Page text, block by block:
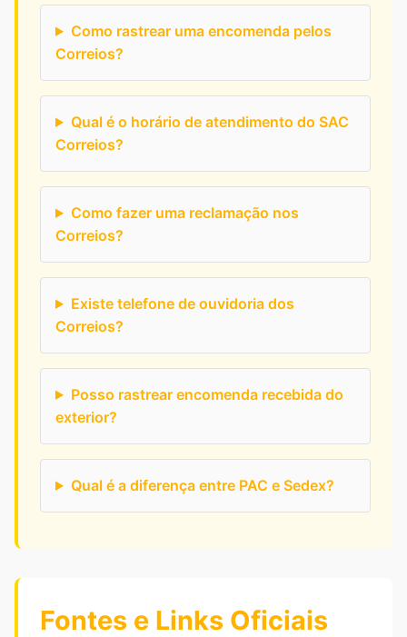
Como rastrear uma encomenda pelos
Correios?
Qual é o horário de atendimento do SAC
Correios?
Como fazer uma reclamação nos
Correios?
Existe telefone de ouvidoria dos
Correios?
Posso rastrear encomenda recebida do
exterior?
Qual é a diferença entre PAC e Sedex?
Fontes e Links Oficiais